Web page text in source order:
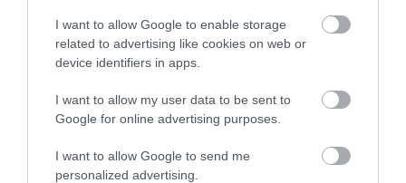
I want to allow Google to enable storage
related to advertising like cookies on web or
device identifiers in apps.
I want to allow my user data to be sent to
Google for online advertising purposes.
I want to allow Google to send me
personalized advertising.
TATA ELBŰVÖLŐ LÁTVÁNYOSSÁGAI,
AMIKÉRT ÉRDEMES MEGNÉZNI
2026. augusztus 08
TELJESEN ÚJRAINDUL A P...
2026. augusztus 07